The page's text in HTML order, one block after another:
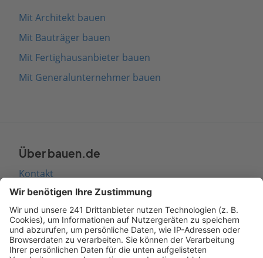
Mit Architekt bauen
Mit Bauträger bauen
Mit Fertighausanbieter bauen
Mit Generalunternehmer bauen
Über bauen.de
Kontakt
Seitenaufbau
Barrierefreiheit
Cookie Einstellungen